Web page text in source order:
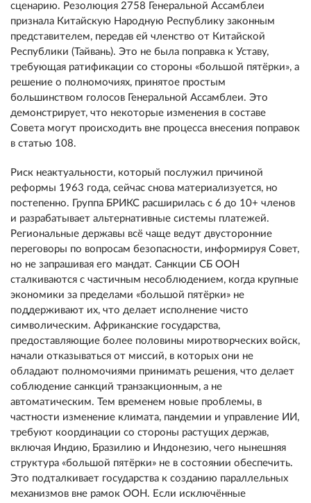
сценарию. Резолюция 2758 Генеральной Ассамблеи
признала Китайскую Народную Республику законным
представителем, передав ей членство от Китайской
Республики (Тайвань). Это не была поправка к Уставу,
требующая ратификации со стороны «большой пятёрки», а
решение о полномочиях, принятое простым
большинством голосов Генеральной Ассамблеи. Это
демонстрирует, что некоторые изменения в составе
Совета могут происходить вне процесса внесения поправок
в статью 108.
Риск неактуальности, который послужил причиной
реформы 1963 года, сейчас снова материализуется, но
постепенно. Группа БРИКС расширилась с 6 до 10+ членов
и разрабатывает альтернативные системы платежей.
Региональные державы всё чаще ведут двусторонние
переговоры по вопросам безопасности, информируя Совет,
но не запрашивая его мандат. Санкции СБ ООН
сталкиваются с частичным несоблюдением, когда крупные
экономики за пределами «большой пятёрки» не
поддерживают их, что делает исполнение чисто
символическим. Африканские государства,
предоставляющие более половины миротворческих войск,
начали отказываться от миссий, в которых они не
обладают полномочиями принимать решения, что делает
соблюдение санкций транзакционным, а не
автоматическим. Тем временем новые проблемы, в
частности изменение климата, пандемии и управление ИИ,
требуют координации со стороны растущих держав,
включая Индию, Бразилию и Индонезию, чего нынешняя
структура «большой пятёрки» не в состоянии обеспечить.
Это подталкивает государства к созданию параллельных
механизмов вне рамок ООН. Если исключённые